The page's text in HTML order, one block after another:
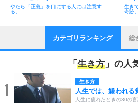
やたら「正義」を口にする人には注意す
る。
生き
奇跡。
カテゴリランキング 総
「 生き方 」の人
1 生き方
人生では、嫌われる
人生に疲れたときの30の言